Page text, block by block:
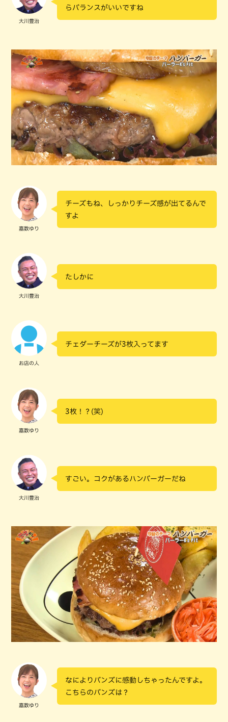
大川豊治
らバランスがいいですね
嘉数ゆり
チーズもね、しっかりチーズ感が出てるんで
すよ
大川豊治
たしかに
お店の人
チェダーチーズが3枚入ってます
嘉数ゆり
3枚！？(笑)
大川豊治
すごい。コクがあるハンバーガーだね
嘉数ゆり
なによりバンズに感動しちゃったんですよ。
こちらのバンズは？